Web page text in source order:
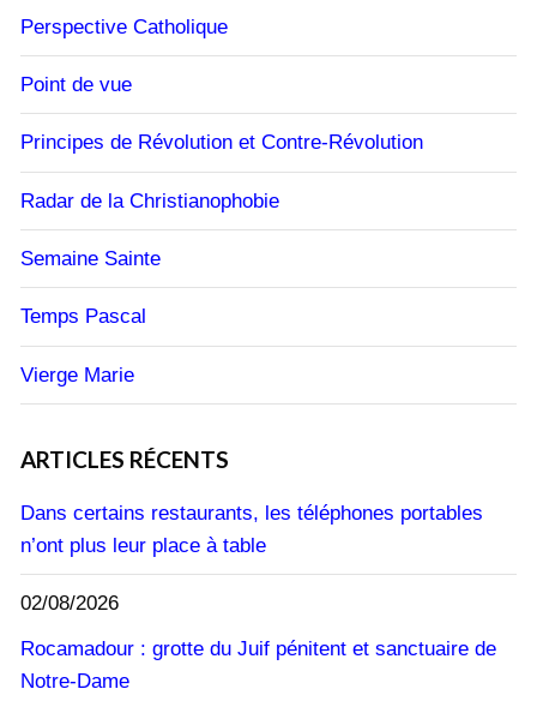
Perspective Catholique
Point de vue
Principes de Révolution et Contre-Révolution
Radar de la Christianophobie
Semaine Sainte
Temps Pascal
Vierge Marie
ARTICLES RÉCENTS
Dans certains restaurants, les téléphones portables
n’ont plus leur place à table
02/08/2026
Rocamadour : grotte du Juif pénitent et sanctuaire de
Notre-Dame